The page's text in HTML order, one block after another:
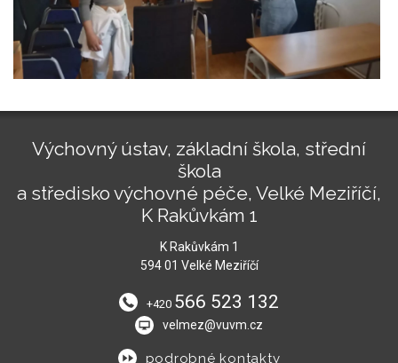
Výchovný ústav, základní škola, střední
škola
a středisko výchovné péče, Velké Meziříčí,
K Rakůvkám 1
K Rakůvkám 1
594 01 Velké Meziříčí
+420 566 523 132
velmez@vuvm.cz
podrobné kontakty